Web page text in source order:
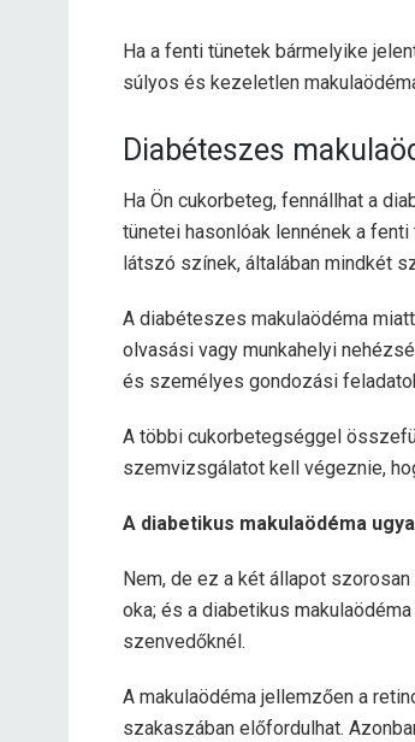
Ha a fenti tünetek bármelyike
súlyos és kezeletlen
Diabéteszes
Ha Ön cukorbeteg, fennállhat a
tünetei hasonlóak lennének a
látszó színek, általában mindkét
A diabéteszes makulaödéma
olvasási vagy munkahelyi
és személyes gondozási
A többi cukorbetegséggel
szemvizsgálatot kell végeznie,
A diabetikus makulaödéma
Nem, de ez a két állapot
oka; és a diabetikus
szenvedőknél.
A makulaödéma jellemzően a
szakaszában előfordulhat.